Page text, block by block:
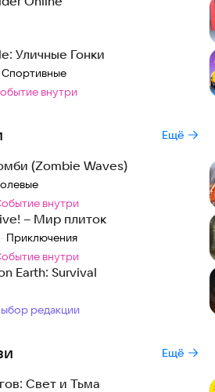
Уличные Гонки
Спортивные
:
событие внутри
Ещё
(Zombie Waves)
:
событие внутри
– Мир плиток
· Приключения
:
событие внутри
Earth: Survival
:
выбор редакции
Ещё
Свет и Тьма